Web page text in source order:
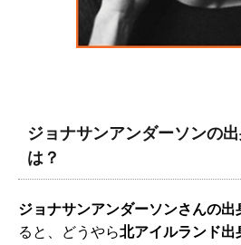
ジョナサンアンダーソンの
は？
ジョナサンアンダーソンさんの出
ると、どうやら北アイルランド出